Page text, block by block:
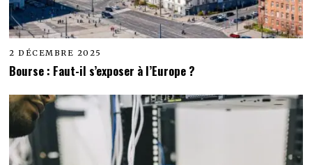
2 DÉCEMBRE 2025
Bourse : Faut-il s’exposer à l’Europe ?